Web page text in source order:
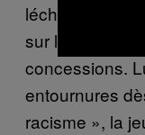
léchés avec
sur l’actualité
concessions.
entournures
racisme », la